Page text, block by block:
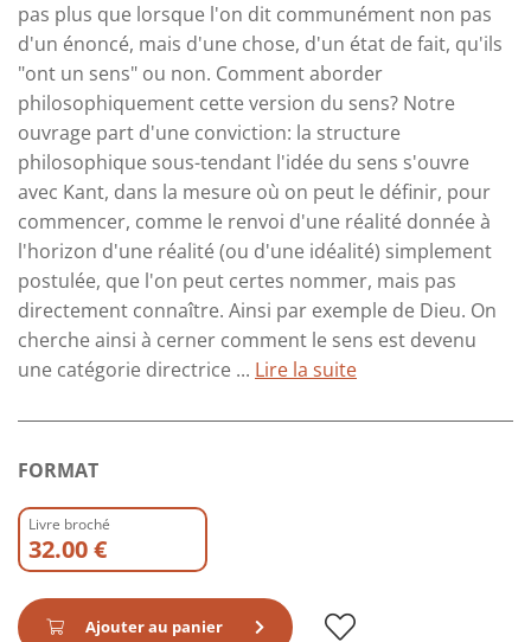
pas plus que lorsque l'on dit communément non pas
d'un énoncé, mais d'une chose, d'un état de fait, qu'ils
"ont un sens" ou non. Comment aborder
philosophiquement cette version du sens? Notre
ouvrage part d'une conviction: la structure
philosophique sous-tendant l'idée du sens s'ouvre
avec Kant, dans la mesure où on peut le définir, pour
commencer, comme le renvoi d'une réalité donnée à
l'horizon d'une réalité (ou d'une idéalité) simplement
postulée, que l'on peut certes nommer, mais pas
directement connaître. Ainsi par exemple de Dieu. On
cherche ainsi à cerner comment le sens est devenu
une catégorie directrice ... Lire la suite
FORMAT
Livre broché
32.00 €
Ajouter au panier